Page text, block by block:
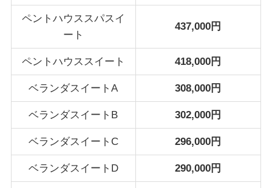
ペントハウススパスイ
ート
437,000円
ペントハウススイート 418,000円
ベランダスイートA 308,000円
ベランダスイートB 302,000円
ベランダスイートC 296,000円
ベランダスイートD 290,000円